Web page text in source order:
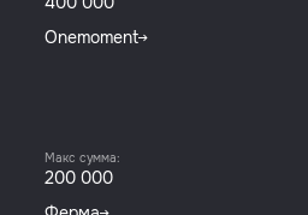
Onemoment
Макс сумма:
200 000